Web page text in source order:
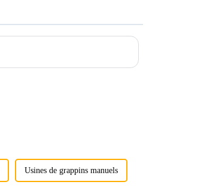
Usines de grappins manuels